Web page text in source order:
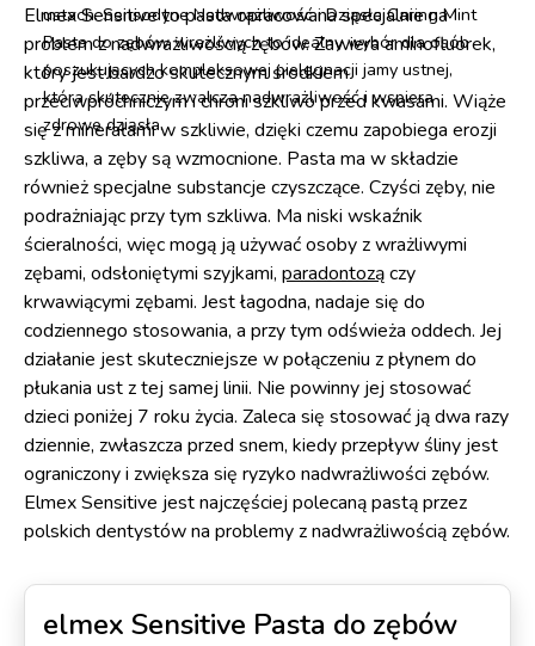
ustach. Sensodyne Nadwrażliwość i Dziąsła Caring Mint
Pasta do zębów wrażliwych to idealny wybór dla osób
poszukujących kompleksowej pielęgnacji jamy ustnej,
która skutecznie zwalcza nadwrażliwość i wspiera
zdrowe dziąsła.
Elmex Sensitive to pasta opracowana specjalnie na
problem z nadwrażliwością zębów. Zawiera aminofluorek,
który jest bardzo skutecznym środkiem
przeciwpróchniczym i chroni szkliwo przed kwasami. Wiąże
się z minerałami w szkliwie, dzięki czemu zapobiega erozji
szkliwa, a zęby są wzmocnione. Pasta ma w składzie
również specjalne substancje czyszczące. Czyści zęby, nie
podrażniając przy tym szkliwa. Ma niski wskaźnik
ścieralności, więc mogą ją używać osoby z wrażliwymi
zębami, odsłoniętymi szyjkami, paradontozączy
krwawiącymi zębami. Jest łagodna, nadaje się do
codziennego stosowania, a przy tym odświeża oddech. Jej
działanie jest skuteczniejsze w połączeniu z płynem do
płukania ust z tej samej linii. Nie powinny jej stosować
dzieci poniżej 7 roku życia. Zaleca się stosować ją dwa razy
dziennie, zwłaszcza przed snem, kiedy przepływ śliny jest
ograniczony i zwiększa się ryzyko nadwrażliwości zębów.
Elmex Sensitive jest najczęściej polecaną pastą przez
polskich dentystów na problemy z nadwrażliwością zębów.
elmex Sensitive Pasta do zębów